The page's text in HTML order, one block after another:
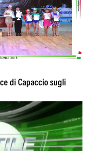
di Capaccio sugli